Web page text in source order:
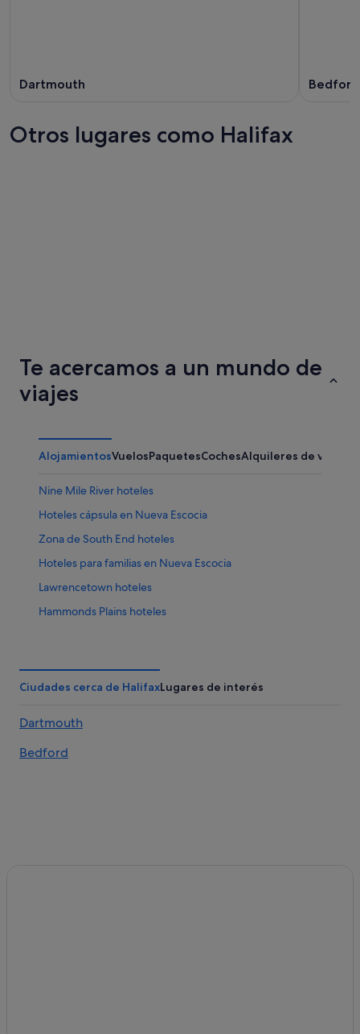
Dartmouth Bedford
Otros lugares como Halifax
Te acercamos a un mundo de
viajes
AlojamientosVuelosPaquetesCochesAlquileres de
Nine Mile River hoteles
Hoteles cápsula en Nueva Escocia
Zona de South End hoteles
Hoteles para familias en Nueva Escocia
Lawrencetown hoteles
Hammonds Plains hoteles
Terence Bay hoteles
Hoteles con piscina en Nueva Escocia
Campings de caravanas en Nueva Escocia
Ciudades cerca de HalifaxLugares de interés
Dartmouth
Bedford